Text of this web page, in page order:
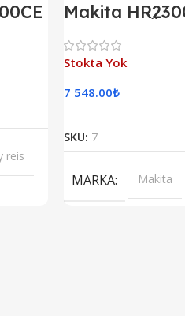
reis
Makita
Delici
Stokta Yok
7 548.00₺
SKU: 7
MARKA Makita